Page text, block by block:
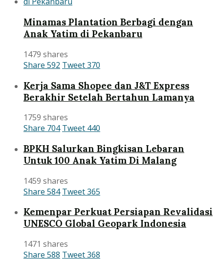
Minamas Plantation Berbagi dengan
Anak Yatim di Pekanbaru
1479 shares
Share 592 Tweet370
Kerja Sama Shopee dan J&T Express
Berakhir Setelah Bertahun Lamanya
1759 shares
Share 704 Tweet 440
BPKH Salurkan Bingkisan Lebaran
Untuk 100 Anak Yatim Di Malang
1459 shares
Share 584 Tweet365
Kemenpar Perkuat Persiapan Revalidasi
UNESCO Global Geopark Indonesia
1471 shares
Share 588 Tweet368